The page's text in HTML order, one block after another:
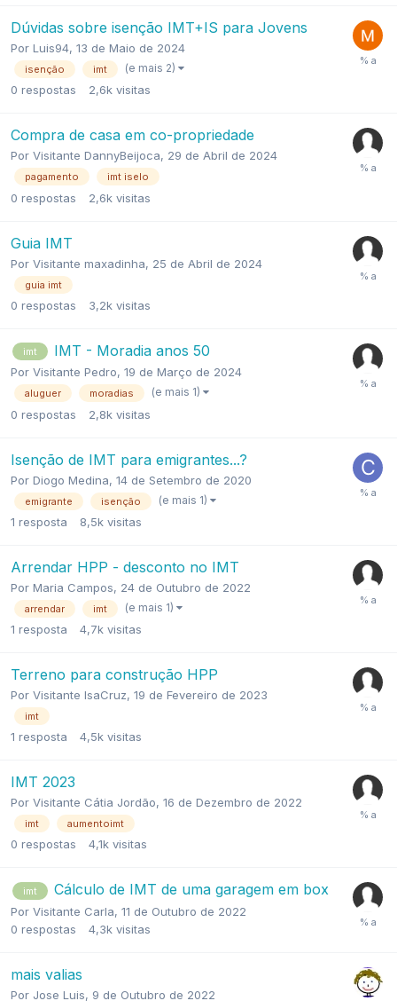
Dúvidas sobre isenção IMT+IS para Jovens
Por Luis94, 13 de Maio de 2024
isenção imt (e mais 2)
0 respostas 2,6k visitas
Compra de casa em co-propriedade
Por Visitante DannyBeijoca, 29 de Abril de 2024
pagamento imt iselo
0 respostas 2,6k visitas
Guia IMT
Por Visitante maxadinha, 25 de Abril de 2024
guia imt
0 respostas 3,2k visitas
imt IMT - Moradia anos 50
Por Visitante Pedro, 19 de Março de 2024
aluguer moradias (e mais 1)
0 respostas 2,8k visitas
Isenção de IMT para emigrantes...?
Por Diogo Medina, 14 de Setembro de 2020
emigrante isenção (e mais 1)
1 resposta 8,5k visitas
Arrendar HPP - desconto no IMT
Por Maria Campos, 24 de Outubro de 2022
arrendar imt (e mais 1)
1 resposta 4,7k visitas
Terreno para construção HPP
Por Visitante IsaCruz, 19 de Fevereiro de 2023
imt
1 resposta 4,5k visitas
IMT 2023
Por Visitante Cátia Jordão, 16 de Dezembro de 2022
imt aumentoimt
0 respostas 4,1k visitas
imt Cálculo de IMT de uma garagem em box
Por Visitante Carla, 11 de Outubro de 2022
0 respostas 4,3k visitas
mais valias
Por Jose Luis, 9 de Outubro de 2022